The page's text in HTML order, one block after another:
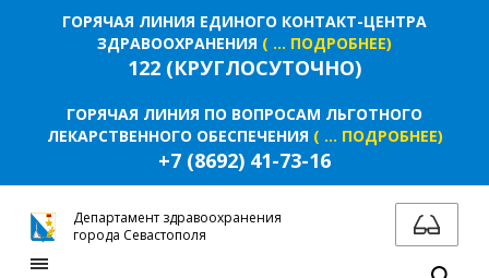
ГОРЯЧАЯ ЛИНИЯ ЕДИНОГО КОНТАКТ-ЦЕНТРА
ЗДРАВООХРАНЕНИЯ ( ... ПОДРОБНЕЕ)
122 (КРУГЛОСУТОЧНО)
ГОРЯЧАЯ ЛИНИЯ ПО ВОПРОСАМ ЛЬГОТНОГО
ЛЕКАРСТВЕННОГО ОБЕСПЕЧЕНИЯ ( ... ПОДРОБНЕЕ)
+7 (8692) 41-73-16
Департамент здравоохранения
города Севастополя